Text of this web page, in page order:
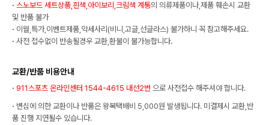
· 스노보드 세트상품,흰색,아이보리,크림색 계통의 의류제품이나,제품 훼손시 교환
및 반품 불가
· 이월,특가,이벤트제품,악세사리(비니,고글,선글라스) 불가하니 꼭 참고해주세요.
· 사전 접수없이 반송될경우 교환,환불이 불가능합니다.
교환/반품 비용안내
· 911스포츠 온라인센터 1544-4615 내선2번 으로 사전접수 해주셔야 합니다.
· 변심에 의한 교환이나 반품은 왕복택배비 5,000원 발생됩니다. 미결제시 교환,반
품 진행 지연될수 있습니다.